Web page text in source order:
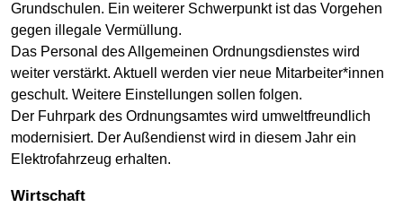
Grundschulen. Ein weiterer Schwerpunkt ist das Vorgehen
gegen illegale Vermüllung.
Das Personal des Allgemeinen Ordnungsdienstes wird
weiter verstärkt. Aktuell werden vier neue Mitarbeiter*innen
geschult. Weitere Einstellungen sollen folgen.
Der Fuhrpark des Ordnungsamtes wird umweltfreundlich
modernisiert. Der Außendienst wird in diesem Jahr ein
Elektrofahrzeug erhalten.
Wirtschaft